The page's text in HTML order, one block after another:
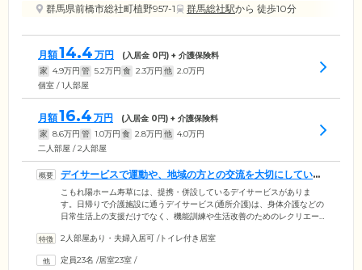
群馬県前橋市総社町植野957-1
群馬総社駅から 徒歩10分
月額14.4 万円 (入居金 0円) + 介護保険料
家 4.9万円 管 5.2万円 食 2.3万円 他 2.0万円
個室 / 1人部屋
月額16.4 万円 (入居金 0円) + 介護保険料
家 8.6万円 管 1.0万円 食 2.8万円 他 4.0万円
二人部屋 / 2人部屋
デイサービスで運動や、地域の方との交流を大切にしていま
す
こもれ陽ホーム寿草には、提携・併設しているデイサービスがありま
す。日帰りで介護施設に通うデイサービス(通所介護)は、身体介護などの
日常生活上の支援だけでなく、機能訓練や生活改善のためのレクリエー
ニングや集団体操などの運動による身体効果はもちろん、孤立感の解消
かのご入居者様や通所介護のご利用者様とともに過ごす習慣を通じて、
2人部屋あり・夫婦入居可 /トイレ付き居室
定員23名 /居室23室 /